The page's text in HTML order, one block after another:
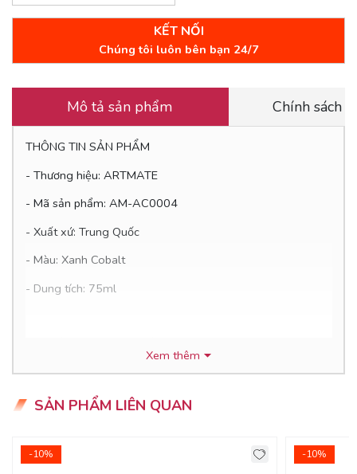
KẾT NỐI
Chúng tôi luôn bên bạn 24/7
Mô tả sản phẩm Chính sách
THÔNG TIN SẢN PHẨM
- Thương hiệu: ARTMATE
- Mã sản phẩm: AM-AC0004
- Xuất xứ: Trung Quốc
- Màu: Xanh Cobalt
- Dung tích: 75ml
- Màu Acrylic tô vẽ được trên mọi chất liệu: Vải, Giấy, Thủy
- Màu sắc tươi sáng, độ bão hòa cao, che phủ tốt
- Có thể chồng được màu
Xem thêm
SẢN PHẨM LIÊN QUAN
-10% -10%